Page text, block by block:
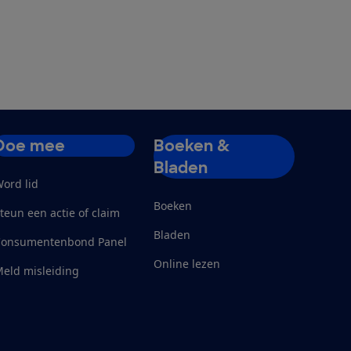
mee
lid
een actie of claim
Panel
misleiding
Boeken &
Bladen
Boeken
Bladen
Online lezen